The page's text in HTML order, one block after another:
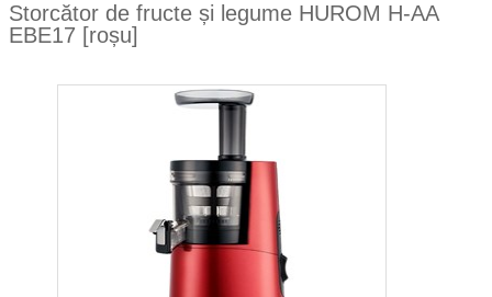
Storcător de fructe și legume HUROM H-AA
EBE17 [roșu]
zoom